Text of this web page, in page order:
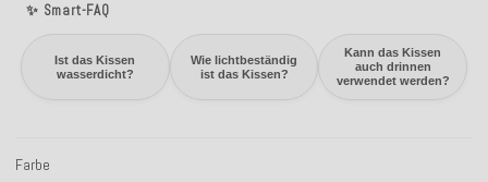
✨ Smart-FAQ
Ist das Kissen
wasserdicht?
Wie lichtbeständig
ist das Kissen?
Kann das Kissen
auch drinnen
verwendet werden?
Farbe